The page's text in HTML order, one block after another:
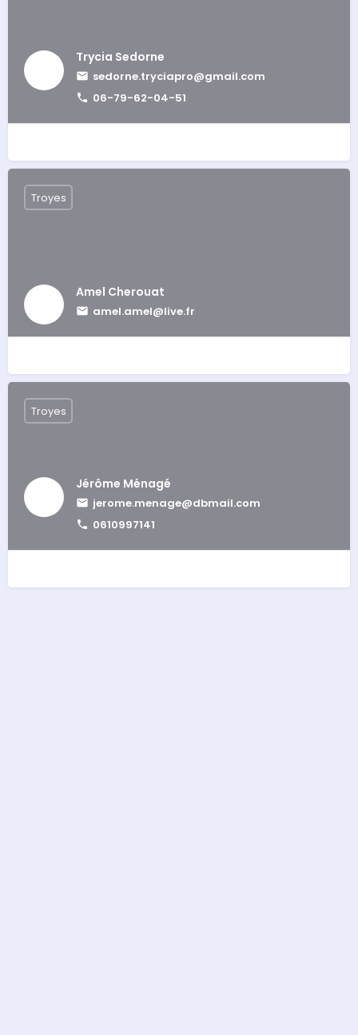
Trycia Sedorne
sedorne.tryciapro@gmail.com
06-79-62-04-51
Amel Cherouat
amel.amel@live.fr
Troyes
Jérôme Ménagé
jerome.menage@dbmail.com
0610997141
Troyes